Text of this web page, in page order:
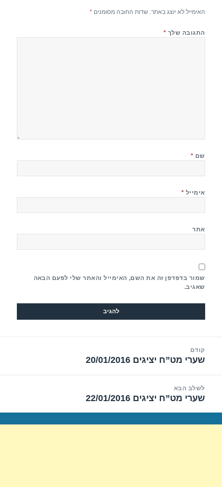
האימייל לא יוצג באתר. שדות החובה מסומנים*
התגובה שלך *
שם *
אימייל *
אתר
שמור בדפדפן זה את השם, האימייל והאתר שלי לפעם הבאה
שאגיב.
קודם
הפוסט
שערי מט”ח יציגים 20/01/2016
לשלב הבא
הפוסט
שערי מט”ח יציגים 22/01/2016